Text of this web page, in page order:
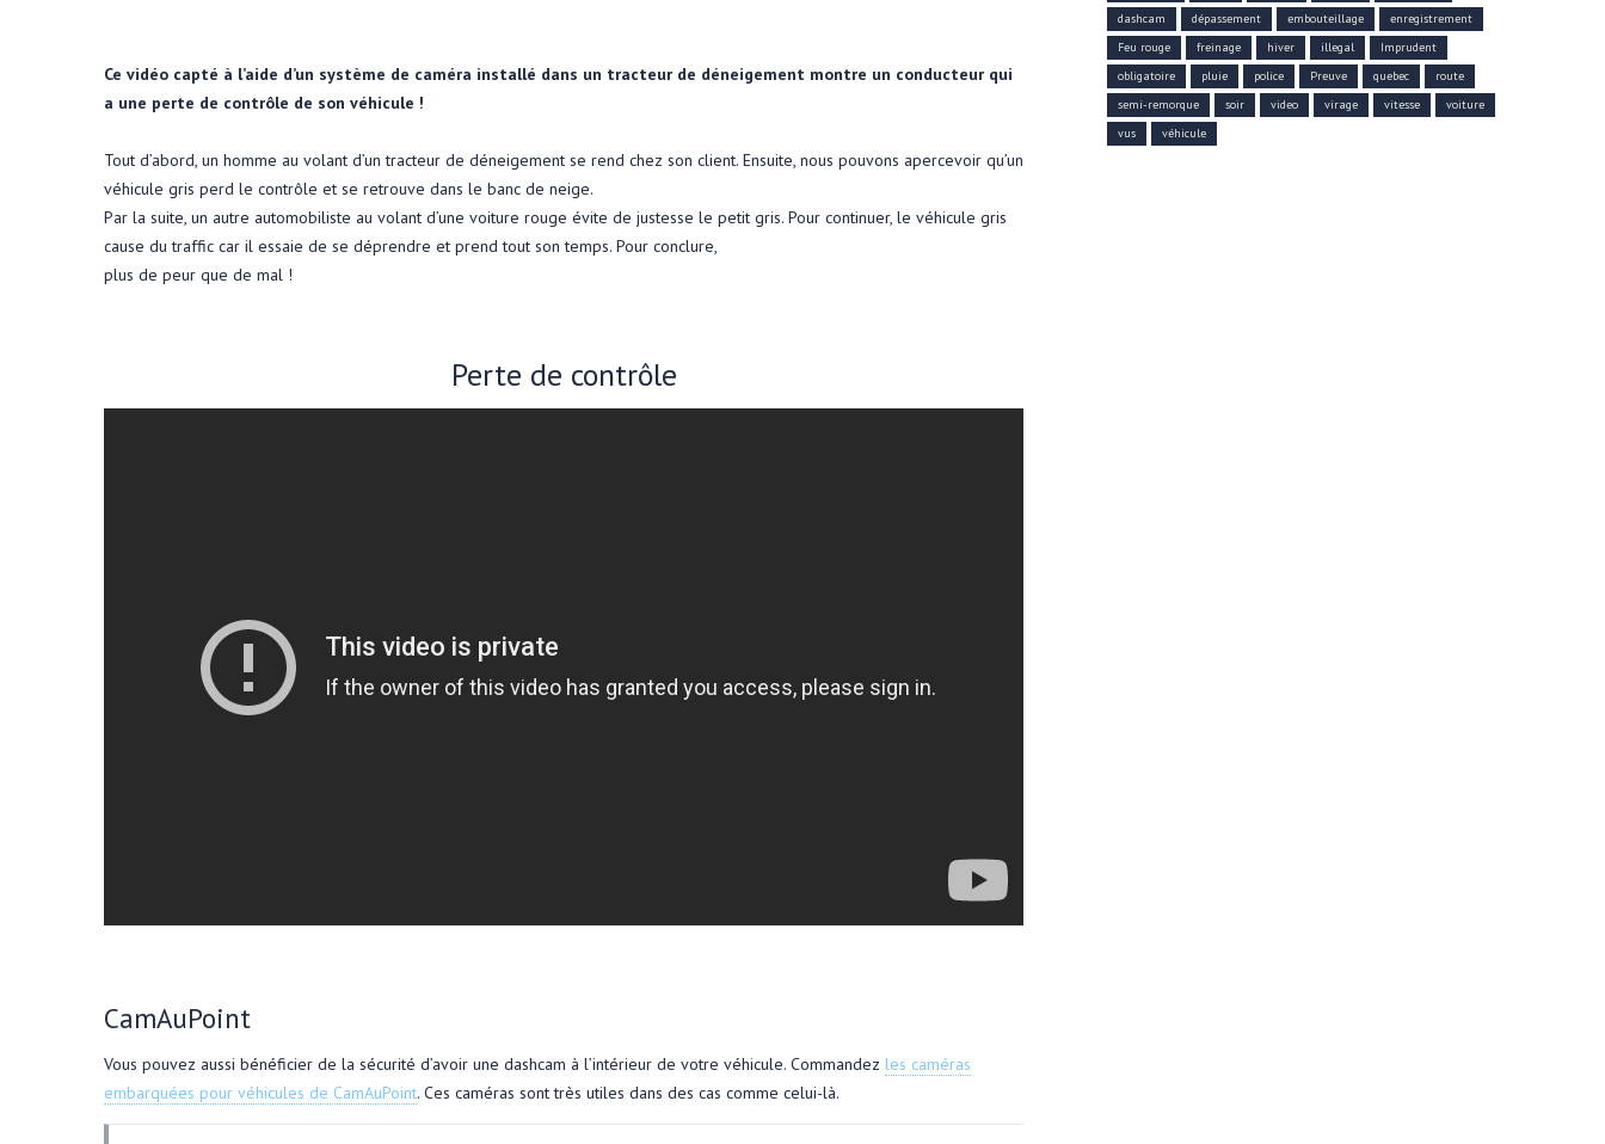
Ce vidéo capté à l’aide d’un système de caméra installé dans un tracteur de déneigement montre un conducteur qui
a une perte de contrôle de son véhicule !
Tout d’abord, un homme au volant d’un tracteur de déneigement se rend chez son client. Ensuite, nous pouvons apercevoir qu’un
véhicule gris perd le contrôle et se retrouve dans le banc de neige.
Par la suite, un autre automobiliste au volant d’une voiture rouge évite de justesse le petit gris. Pour continuer, le véhicule gris
cause du traffic car il essaie de se déprendre et prend tout son temps. Pour conclure,
plus de peur que de mal !
Perte de contrôle
CamAuPoint
Vous pouvez aussi bénéficier de la sécurité d’avoir une dashcam à l’intérieur de votre véhicule. Commandez les caméras
embarquées pour véhicules de CamAuPoint. Ces caméras sont très utiles dans des cas comme celui-là.
dashcam
dépassement embouteillage
enregistrement
Feu rouge
freinage hiver illegal
Imprudent
obligatoire
pluie police Preuve quebec
route
semi-remorque
soir video virage vitesse
voiture
vus
véhicule